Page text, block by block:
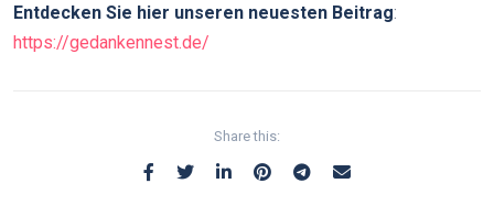
Entdecken Sie hier unseren neuesten Beitrag:
https://gedankennest.de/
Share this: